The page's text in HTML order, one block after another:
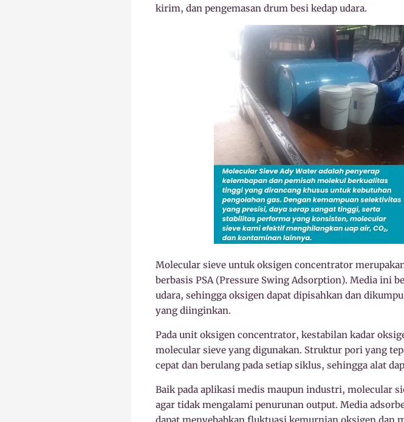
kirim, dan pengemasan drum besi kedap udara.
Molecular sieve untuk oksigen concentrator
berbasis PSA (Pressure Swing Adsorption). Media ini
udara, sehingga oksigen dapat dipisahkan dan
yang diinginkan.
Pada unit oksigen concentrator, kestabilan kadar
molecular sieve yang digunakan. Struktur pori yang
cepat dan berulang pada setiap siklus, sehingga alat
Baik pada aplikasi medis maupun industri, molecular
agar tidak mengalami penurunan output. Media